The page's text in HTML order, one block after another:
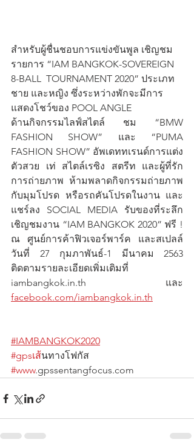
สำหรับผู้ชื่นชอบการแข่งขันพูล เชิญชม
รายการ “IAM BANGKOK-SOVEREIGN
8-BALL  TOURNAMENT 2020” ประเภท
ชาย และหญิง ซึ่งระหว่างพักจะมีการ
แสดงโชว์ของ POOL ANGLE
ด้านกิจกรรมไลฟ์สไตล์ ชม “BMW
FASHION SHOW” และ “PUMA
FASHION SHOW” อัพเดททเรนด์การแต่ง
ตัวสวย เท่ สไตล์เรซิง สตรีท และผู้ที่รัก
การถ่ายภาพ ห้ามพลาดกิจกรรมถ่ายภาพ
กับมุมโปรด หรือรถคันโปรดในงาน และ
แชร์ลง SOCIAL MEDIA รับของที่ระลึก
เชิญชมงาน “IAM BANGKOK 2020” ฟรี !
ณ ศูนย์การค้าฟิวเจอร์พาร์ค และสเปลล์
วันที่ 27 กุมภาพันธ์-1 มีนาคม 2563
ติดตามรายละเอียดเพิ่มเติมที่
iambangkok.in.th
facebook.com/iambangkok.in.th
#IAMBANGKOK2020
#gpsเส้นทางโฟกัส
#www.gpssentangfocus.com